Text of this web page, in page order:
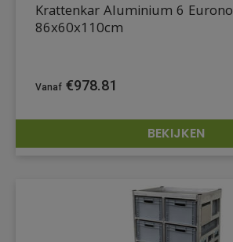
Krattenkar Aluminium 6
86x60x110cm
€978.81
BEKIJKEN